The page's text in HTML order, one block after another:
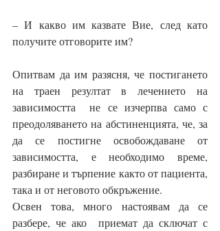
– И какво им казвате Вие, след като
получите отговорите им?
Опитвам да им разясня, че постигането
на траен резултат в лечението на
зависимостта  не се изчерпва само с
преодоляването на абстиненцията, че, за
да се постигне освобождаване от
зависимостта, е необходимо време,
разбиране и търпение както от пациента,
така и от неговото обкръжение.
Освен това, много настоявам да се
разбере, че ако  приемат да сключат с